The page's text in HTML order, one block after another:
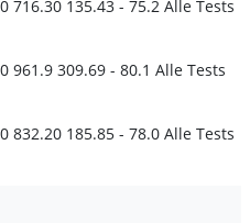
716.30 135.43 - 75.2 Alle Tests
961.9 309.69 - 80.1 Alle Tests
832.20 185.85 - 78.0 Alle Tests